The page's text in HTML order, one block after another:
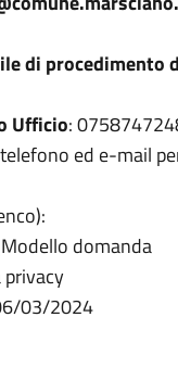
di procedimento
Ufficio:
ed e-mail
domanda
03/2024